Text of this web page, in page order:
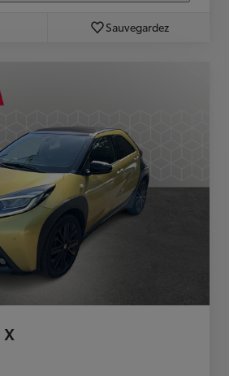
Sauvegardez